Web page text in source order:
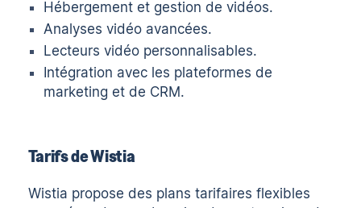
Hébergement et gestion de vidéos.
Analyses vidéo avancées.
Lecteurs vidéo personnalisables.
Intégration avec les plateformes de
marketing et de CRM.
Tarifs de Wistia
Wistia propose des plans tarifaires flexibles